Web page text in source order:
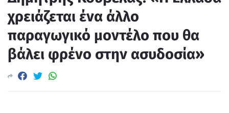
χρειάζεται ένα άλλο
παραγωγικό μοντέλο που θα
βάλει φρένο στην ασυδοσία»